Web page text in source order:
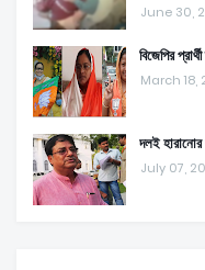
June 30,
বিজেপির
March 18,
দলই
July 07,